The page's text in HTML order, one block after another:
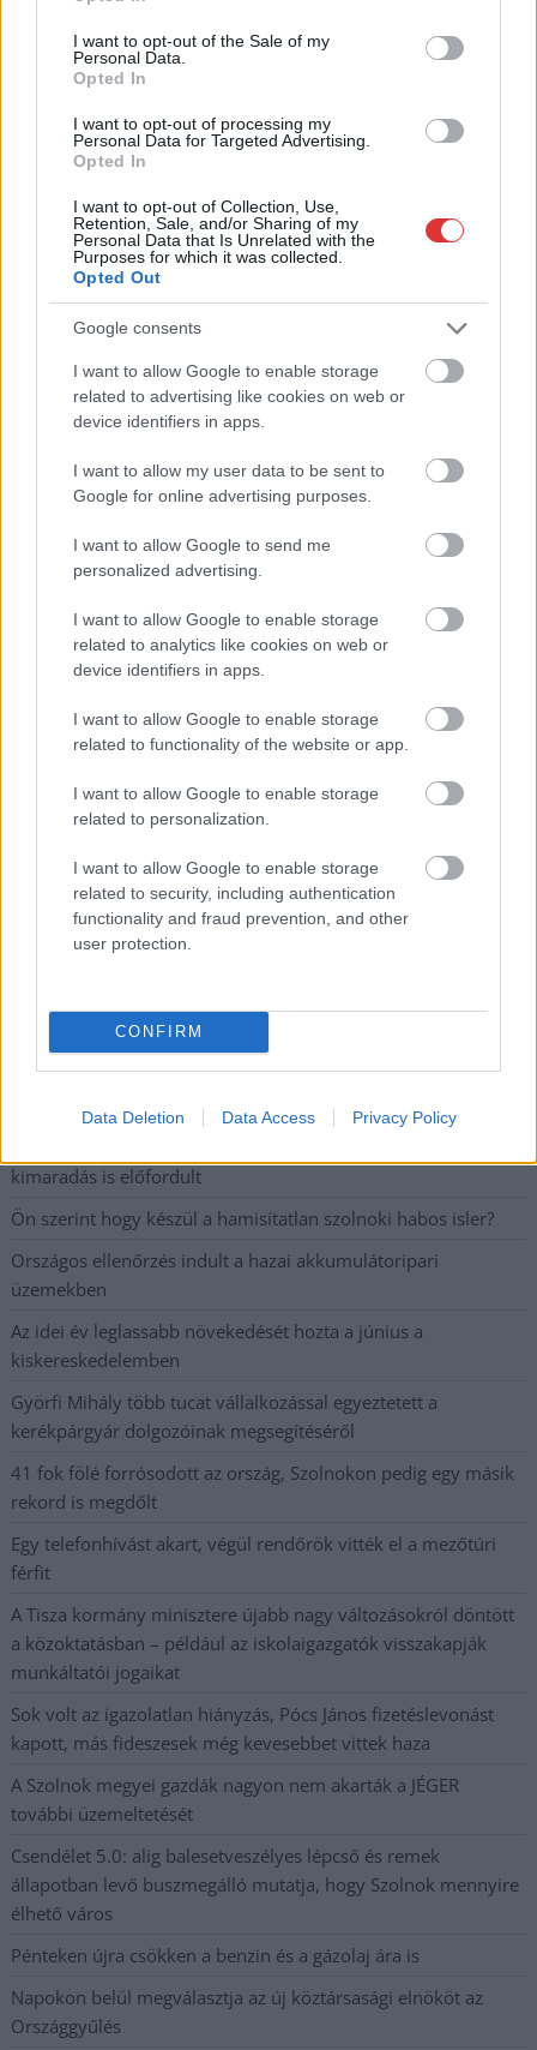
use your data for below specified purposes in below Google
consent section.
I want to opt-out of the Sale of my
Personal Data.
Opted In
I want to opt-out of processing my
Personal Data for Targeted Advertising.
Opted In
I want to opt-out of Collection, Use,
Retention, Sale, and/or Sharing of my
Personal Data that Is Unrelated with the
Purposes for which it was collected.
Opted Out
Google consents
I want to allow Google to enable storage
related to advertising like cookies on web or
device identifiers in apps.
I want to allow my user data to be sent to
Google for online advertising purposes.
I want to allow Google to send me
personalized advertising.
I want to allow Google to enable storage
related to analytics like cookies on web or
device identifiers in apps.
I want to allow Google to enable storage
related to functionality of the website or app.
I want to allow Google to enable storage
related to personalization.
I want to allow Google to enable storage
related to security, including authentication
functionality and fraud prevention, and other
user protection.
CONFIRM
Data Deletion Data Access Privacy Policy
Hírlevél feliratkozás
Adja meg keresztnevét:
Megismertem és elfogadom aGDPR-szabályzat ot
postaládájába érkezik!
Óriási, több mint két méteres harcsát fogott a Tiszán a 13 éves
Hétfőn kezdik, csütörtökön végeznek – lezárás miatt
fennakadásokra és pótlóbuszos közlekedésre számítsunk az
Visszaszámlálás indul: -1, 0, Sziget!
Magyarország jobban látszik közelről – heti médiaszemle a
független helyi sajtóból
büntetőügyében, vesztegetés miatt 3 év letöltendőt kaphat és
ez csak az egyik botrány
Problémák egész Jász-Nagykun-Szolnok megyében: egyre
Szolnokon egy kulcsfontosságú körforgalmat részlegesen
lezárnak a napokban, a közlekedés az átlagost is meghaladó
mértékben lebénul
Elromlott a biztosítóberendezés a ceglédi vasútvonalon,
kimaradás is előfordult
Ön szerint hogy készül a hamisítatlan szolnoki habos isler?
Országos ellenőrzés indult a hazai akkumulátoripari
üzemekben
Az idei év leglassabb növekedését hozta a június a
kiskereskedelemben
Györfi Mihály több tucat vállalkozással egyeztetett a
kerékpárgyár dolgozóinak megsegítéséről
41 fok fölé forrósodott az ország, Szolnokon pedig egy másik
rekord is megdőlt
Egy telefonhívást akart, végül rendőrök vitték el a mezőtúri
férfit
A Tisza kormány minisztere újabb nagy változásokról döntött
a közoktatásban – például az iskolaigazgatók visszakapják
munkáltatói jogaikat
Sok volt az igazolatlan hiányzás, Pócs János fizetéslevonást
kapott, más fideszesek még kevesebbet vittek haza
A Szolnok megyei gazdák nagyon nem akarták a JÉGER
további üzemeltetését
Csendélet 5.0: alig balesetveszélyes lépcső és remek
állapotban levő buszmegálló mutatja, hogy Szolnok mennyire
élhető város
Pénteken újra csökken a benzin és a gázolaj ára is
Napokon belül megválasztja az új köztársasági elnököt az
Országgyűlés